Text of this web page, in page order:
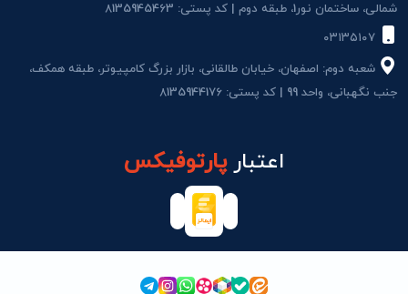
شمالی، ساختمان نور1، طبقه دوم | کد پستی: 8135945463
شعبه دوم: اصفهان، خیابان طالقانی، بازار بزرگ کامپیوتر، طبقه همکف،
جنب نگهبانی، واحد 99 | کد پستی: 8135944176
اعتبارپارتوفیکس